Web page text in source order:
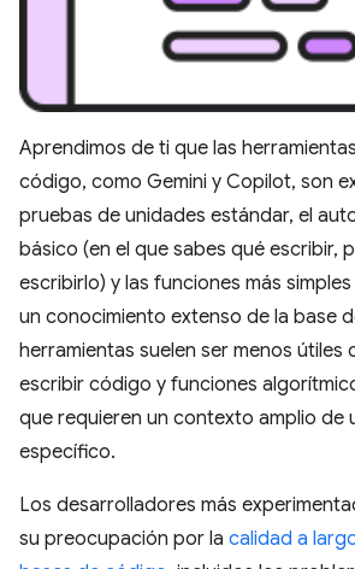
Aprendimos de ti que las
código, como Gemini y Copilot, son
pruebas de unidades estándar, el
básico (en el que sabes qué escribir,
escribirlo) y las funciones más
un conocimiento extenso de la base
herramientas suelen ser menos
escribir código y funciones
que requieren un contexto amplio de
específico.
Los desarrolladores más
su preocupación por la calidad a